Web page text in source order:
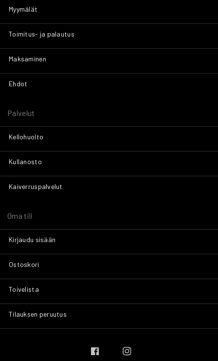
Myymälät
Toimitus- ja palautus
Maksaminen
Ehdot
Palvelut
Kellohuolto
Kullanosto
Kaiverruspalvelut
Oma tili
Kirjaudu sisään
Ostoskori
Toivelista
Tilauksen peruutus